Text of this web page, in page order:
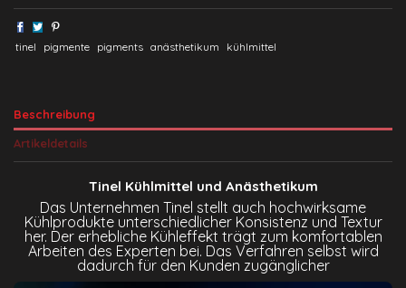
tinel pigmente pigments anästhetikum kühlmittel
Beschreibung
Artikeldetails
Tinel Kühlmittel und Anästhetikum
Das Unternehmen Tinel stellt auch hochwirksame
Kühlprodukte unterschiedlicher Konsistenz und Textur
her. Der erhebliche Kühleffekt trägt zum komfortablen
Arbeiten des Experten bei. Das Verfahren selbst wird
dadurch für den Kunden zugänglicher